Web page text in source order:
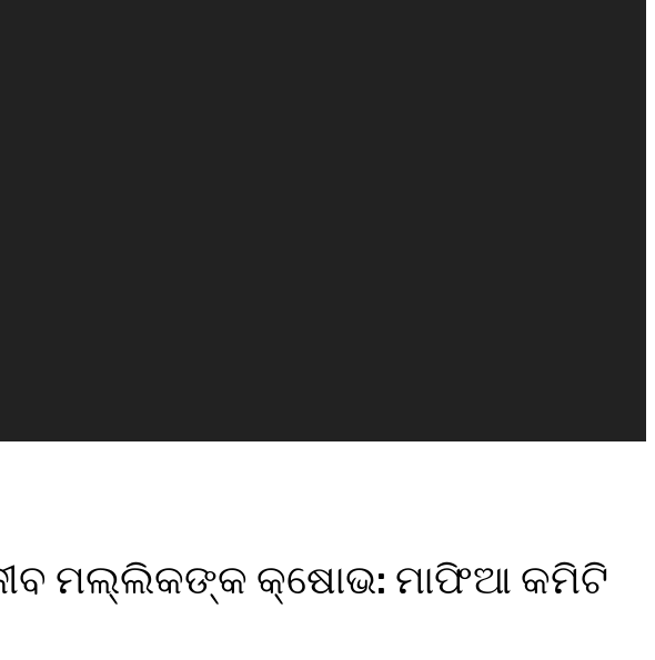
ମଲ୍ଲିକଙ୍କ କ୍ଷୋଭ: ମାଫିଆ କମିଟି